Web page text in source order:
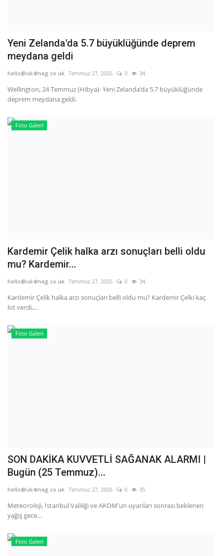
Yeni Zelanda'da 5.7 büyüklüğünde deprem
meydana geldi
hello@uk4mag.co.uk Temmuz 27, 2026 0 34
Wellington, 24 Temmuz (Hibya)- Yeni Zelanda’da 5.7 büyüklüğünde
deprem meydana geldi.
Foto Galeri
Kardemir Çelik halka arzı sonuçları belli oldu
mu? Kardemir...
hello@uk4mag.co.uk Temmuz 27, 2026 0 34
Kardemir Çelik halka arzı sonuçları belli oldu mu? Kardemir Çelki kaç
lot verdi,...
Foto Galeri
SON DAKİKA KUVVETLİ SAĞANAK ALARMI |
Bugün (25 Temmuz)...
hello@uk4mag.co.uk Temmuz 27, 2026 0 35
Meteoroloji, İstanbul Valiliği ve AKOM'un uyarıları sonrası beklenen
yağış gece...
Foto Galeri